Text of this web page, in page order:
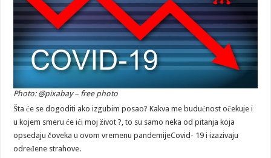
Photo: @pixabay – free photo
Šta će se dogoditi ako izgubim posao? Kakva me budućnost očekuje i
u kojem smeru će ići moj život ?, to su samo neka od pitanja koja
opsedaju čoveka u ovom vremenu pandemijeCovid- 19 i izazivaju
određene strahove.